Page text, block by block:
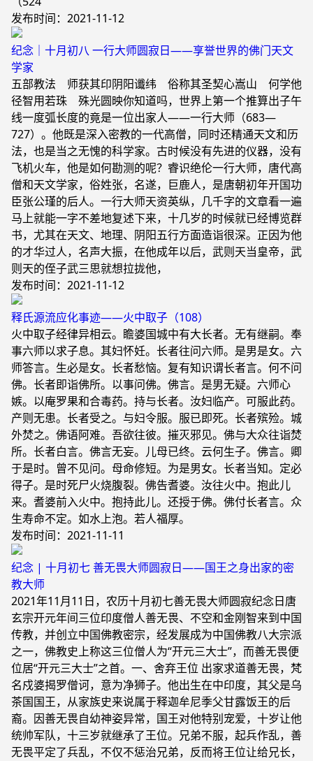
发布时间：2021-11-12
纪念｜十月初八 一行大师圆寂日——享誉世界的佛门天文
学家
五部教法 师获其印阴阳谶纬 俗称其圣契心嵩山 何学他
径智用若珠 殊光圆映你知道吗，世界上第一个推算出子午
线一度弧长度的竟是一位出家人——一行大师（683—
727）。他既是深入密教的一代高僧，同时还精通天文和历
法，也是当之无愧的科学家。古时候没有先进的仪器，没有
飞机火车，他是如何勘测的呢？睿识绝伦一行大师，唐代高
僧和天文学家，俗姓张，名遂，巨鹿人，是唐朝初年开国功
臣张公瑾的后人。一行大师天资英纵，几千字的文章看一遍
马上就能一字不差地复述下来，十几岁的时候就已经博览群
书，尤其在天文、地理、阴阳五行方面造诣很深。正因为他
的才华过人，名声大振，在他成年以后，武则天当皇帝，武
则天的侄子武三思就想拉拢他，
发布时间：2021-11-12
释氏源流应化事迹——火中取子（108）
火中取子经律异相云。瞻婆国城中有大长者。无有继嗣。奉
事六师以求子息。其妇怀妊。长者往问六师。是男是女。六
师答言。生必是女。长者愁恼。复有知识谓长者言。何不问
佛。长者即诣佛所。以事问佛。佛言。是男无疑。六师心
嫉。以庵罗果和合毒药。持与长者。汝妇临产。可服此药。
产则无患。长者受之。与妇令服。服已即死。长者殡殓。城
外焚之。佛语阿难。吾欲往彼。摧灭邪见。佛与大众往诣焚
所。长者白言。佛言无妄。儿母已终。云何生子。佛言。卿
于是时。曾不见问。母命修短。为是男女。长者当知。定必
得子。是时死尸火烧腹裂。佛告耆婆。汝往火中。抱此儿
来。耆婆前入火中。抱持此儿。还授于佛。佛付长者言。众
生寿命不定。如水上泡。若人福厚。
发布时间：2021-11-11
纪念 | 十月初七 善无畏大师圆寂日——国王之身出家的密
教大师
2021年11月11日，农历十月初七善无畏大师圆寂纪念日唐
玄宗开元年间三位印度僧人善无畏、不空和金刚智来到中国
传教，并创立中国佛教密宗，经发展成为中国佛教八大宗派
之一，佛教史上称这三位僧人为“开元三大士”，而善无畏便
位居“开元三大士”之首。一、舍弃王位 出家求道善无畏，梵
名戍婆揭罗僧诃，意为净狮子。他出生在中印度，其父是乌
茶国国王，从家族史来说属于释迦牟尼季父甘露饭王的后
裔。因善无畏自幼神姿异常，国王对他特别宠爱，十岁让他
统帅军队，十三岁就继承了王位。兄弟不服，起兵作乱，善
无畏平定了兵乱，不仅不惩治兄弟，反而将王位让给兄长，